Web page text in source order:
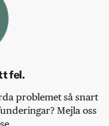
fel.
problemet så snart
Mejla oss